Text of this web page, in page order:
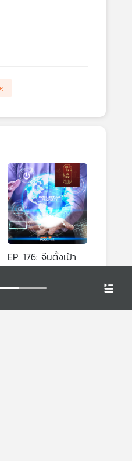
EP. 176: จีนตั้งเป้า
เป็นมหาอำนาจด้าน
สิทธิบัตรโลก
มองจีนมุมใหม่